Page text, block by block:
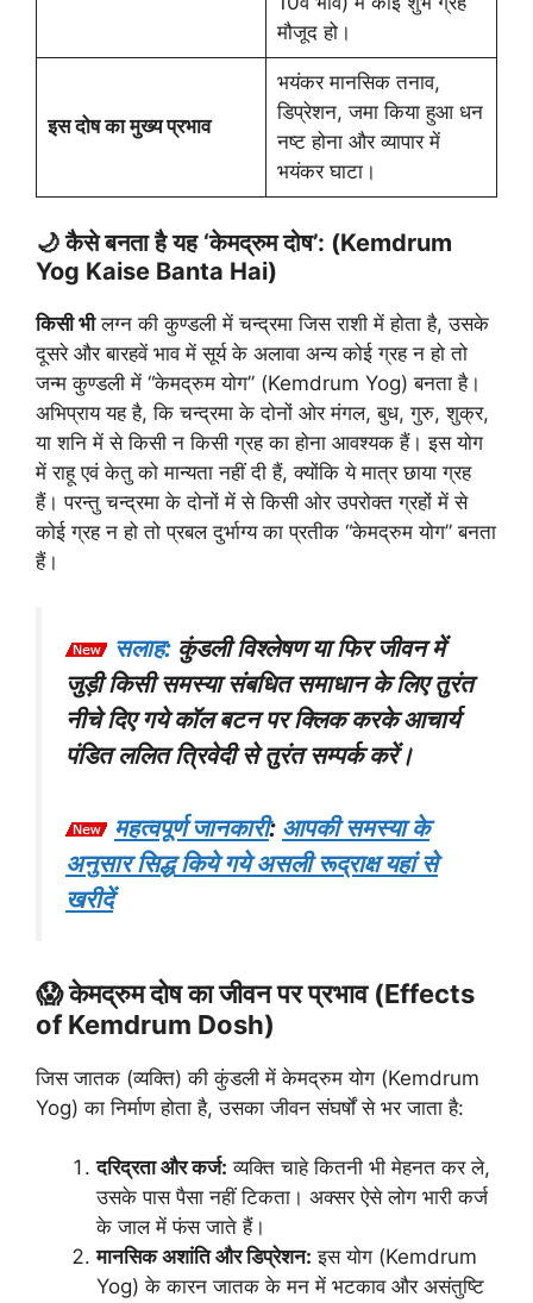
मौजूद हो।
इस दोष का मुख्य प्रभाव
भयंकर मानसिक तनाव,
डिप्रेशन, जमा किया हुआ धन
नष्ट होना और व्यापार में
भयंकर घाटा।
🌙 कैसे बनता है यह ‘केमद्रुम दोष’: (Kemdrum
Yog Kaise Banta Hai)
किसी भीलग्न की कुण्डली में चन्द्रमा जिस राशी में होता है, उसके
दूसरे और बारहवें भाव में सूर्य के अलावा अन्य कोई ग्रह न हो तो
जन्म कुण्डली में “केमद्रुम योग” (Kemdrum Yog) बनता है।
अभिप्राय यह है, कि चन्द्रमा के दोनों ओर मंगल, बुध, गुरु, शुक्र,
या शनि में से किसी न किसी ग्रह का होना आवश्यक हैं। इस योग
में राहू एवं केतु को मान्यता नहीं दी हैं, क्योंकि ये मात्र छाया ग्रह
हैं। परन्तु चन्द्रमा के दोनों में से किसी ओर उपरोक्त ग्रहों में से
कोई ग्रह न हो तो प्रबल दुर्भाग्य का प्रतीक “केमद्रुम योग” बनता
हैं।
सलाह: कुंडली विश्लेषण या फिर जीवन में
जुड़ी किसी समस्या संबधित समाधान के लिए तुरंत
नीचे दिए गये कॉल बटन पर क्लिक करके आचार्य
पंडित ललित त्रिवेदी से तुरंत सम्पर्क करें।
महत्वपूर्ण जानकारी: आपकी समस्या के
अनुसार सिद्ध किये गये असली रूद्राक्ष यहां से
खरीदें
😱 केमद्रुम दोष का जीवन पर प्रभाव (Effects
of Kemdrum Dosh)
जिस जातक (व्यक्ति) की कुंडली में केमद्रुम योग (Kemdrum
Yog) का निर्माण होता है, उसका जीवन संघर्षों से भर जाता है:
दरिद्रता और कर्ज: व्यक्ति चाहे कितनी भी मेहनत कर ले,
उसके पास पैसा नहीं टिकता। अक्सर ऐसे लोग भारी कर्ज
के जाल में फंस जाते हैं।
मानसिक अशांति और डिप्रेशन: इस योग (Kemdrum
Yog) के कारन जातक के मन में भटकाव और असंतुष्टि